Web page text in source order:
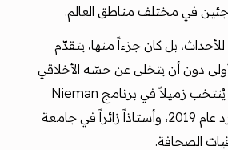
في مختلف مناطق العالم.
بل كان جزءاً منها، يتقدّم
دون أن يتخلى عن حسّه الأخلاقي
والإنساني، وهو ما جعله يُنتخب زميلاً في برنامج Nieman
المرموق بجامعة هارفارد عام 2019، وأستاذاً زائراً في جامعة
الصحافة.